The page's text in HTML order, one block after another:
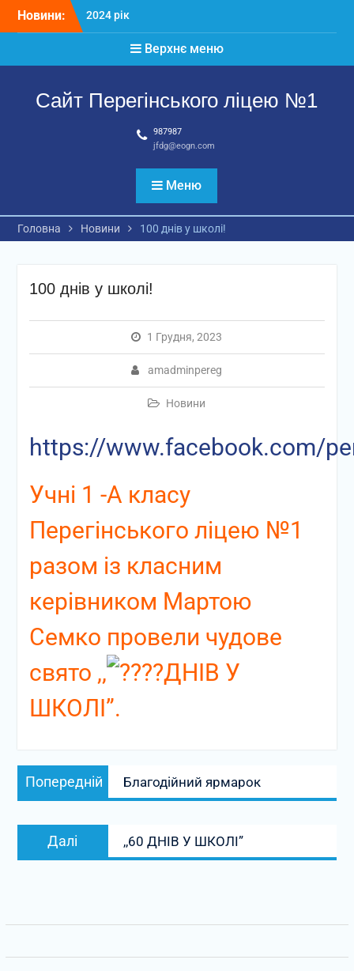
Новини:
2024 рік
Матеріали
Верхнє меню
Сайт Перегінського ліцею №1
987987
jfdg@eogn.com
Меню
Головна Новини 100 днів у школі!
100 днів у школі!
1 Грудня, 2023
amadminpereg
Новини
https://www.facebook.com/
Учні 1 -А класу
Перегінського ліцею №1
разом із класним
керівником Мартою
Семко провели чудове
свято ,,
ДНІВ У
ШКОЛІ”.
Навігація
записів
Попередній
Попередній
запис:
Благодійний ярмарок
Далі
запис:
,,60 ДНІВ У ШКОЛІ”